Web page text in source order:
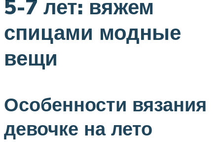
5-7 лет: вяжем
спицами модные
вещи
Особенности вязания
девочке на лето